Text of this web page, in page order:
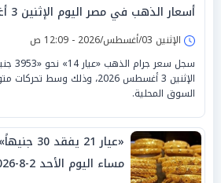
أسعار الذهب في مصر اليوم الإثنين 3 أغسطس 2026
الإثنين 03/أغسطس/2026 - 12:09 ص
سجل
الإثنين 3 أغسطس 2026، وذلك وسط
السوق المحلية.
«عيار 21
مساء اليوم الأحد 2-8-2026